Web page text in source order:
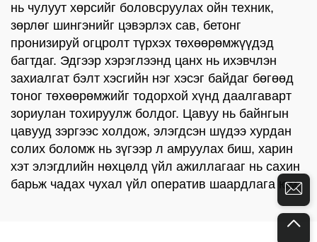
нь чулуут хөрсийг боловсруулах ойн техник,
зөрлөг шингэнийг цэвэрлэх сав, бетонг
пронизируй огцролт түрхэх төхөөрөмжүүдэд
багтдаг. Эдгээр хэрэглээнд цанх нь ихэвчлэн
захиалгат бэлт хэсгийн нэг хэсэг байдаг бөгөөд
тоног төхөөрөмжийг тодорхой хүнд даалгаварт
зориулан тохируулж болдог. Цавуу нь байнгын
цавууд зэргээс холдож, элэгдсэн шүдээ хурдан
солих боломж нь зүгээр л амруулах биш, харин
хэт элэгдлийн нөхцөлд үйл ажиллагааг нь сахин
барьж чадах чухал үйл оператив шаардлага юм.